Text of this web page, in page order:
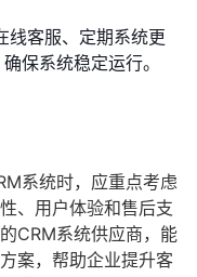
线客服、定期系统更
保系统稳定运行。
系统时，应重点考虑
、用户体验和售后支
CRM系统供应商，能
案，帮助企业提升客